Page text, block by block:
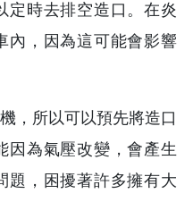
定時去排空造口。在炎
內，因為這可能會影響
，所以可以預先將造口
因為氣壓改變，會產生
題，困擾著許多擁有大